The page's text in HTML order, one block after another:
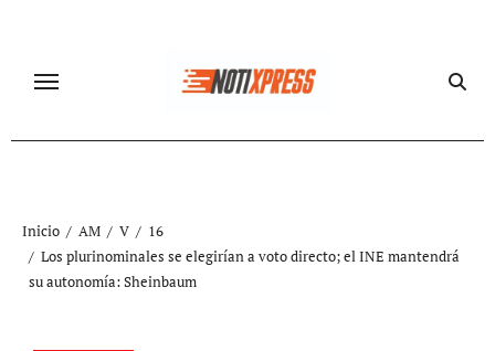
contenido
Inicio AM V
16
Los plurinominales se elegirían a voto directo; el INE mantendrá
su autonomía: Sheinbaum